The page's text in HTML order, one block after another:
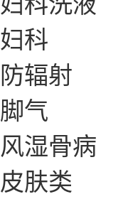
妇科
防辐射
脚气
风湿骨病
皮肤类